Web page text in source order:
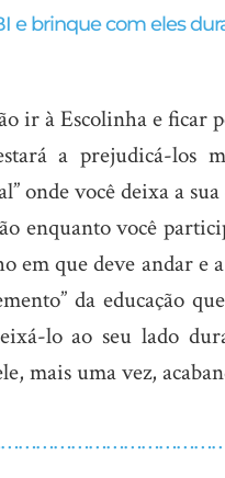
e brinque com eles
ir à Escolinha e ficar
a prejudicá-los
onde você deixa a
enquanto você
em que deve andar
da educação
lo ao seu lado
mais uma vez,